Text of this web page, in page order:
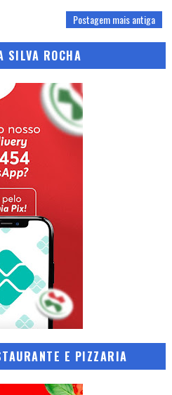
Postagem mais antiga
SILVA ROCHA
E PIZZARIA